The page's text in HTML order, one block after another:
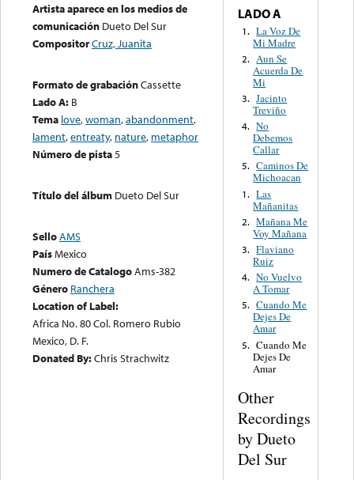
Artista aparece en los medios de
comunicación Dueto Del Sur
CompositorCruz, Juanita
Formato de grabaciónCassette
Lado A: B
Tema love,woman,abandonment,
lament,entreaty, nature, metaphor
Número de pista5
Título del álbum Dueto Del Sur
SelloAMS
PaísMexico
Numero de CatalogoAms-382
Género Ranchera
Location of Label:
Africa No. 80 Col. Romero Rubio
Mexico, D. F.
Donated By:Chris Strachwitz
LADO A
1. La Voz De
Mi Madre
2. Aun Se
Acuerda De
Mi
3. Jacinto
Treviño
4. No
Debemos
Callar
5. Caminos De
Michoacan
1. Las
Mañanitas
2. Mañana Me
Voy Mañana
3. Flaviano
Ruiz
4. No Vuelvo
A Tomar
5. Cuando Me
Dejes De
Amar
5. Cuando Me
Dejes De
Amar
Other
Recordings
by Dueto
Del Sur